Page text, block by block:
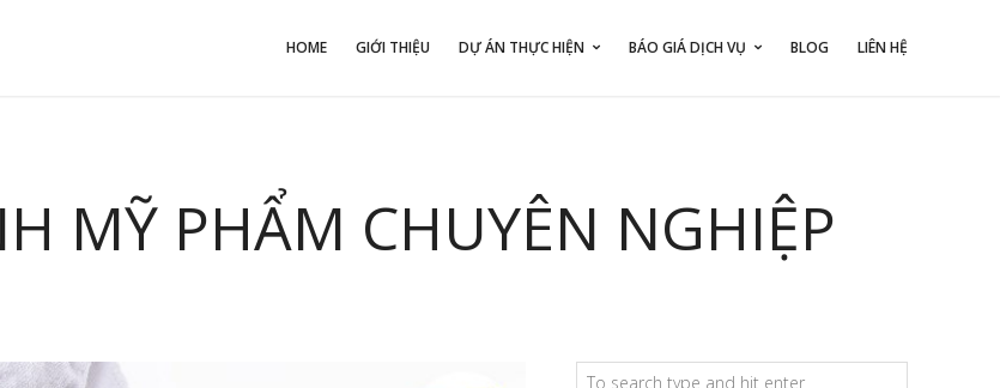
HOME GIỚI THIỆU DỰ ÁN THỰC HIỆN BÁO GIÁ DỊCH VỤ BLOG LIÊN HỆ
MỸ PHẨM CHUYÊN NGHIỆP